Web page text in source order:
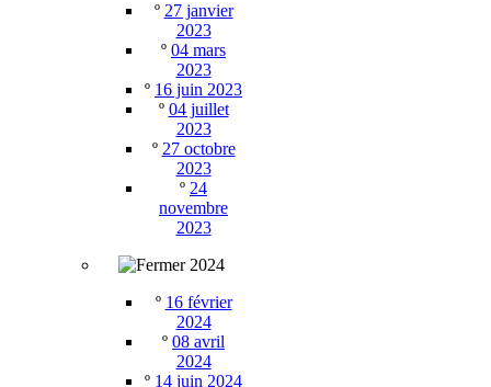
º 27 janvier
2023
º 04 mars
2023
º 16 juin 2023
º 04 juillet
2023
º 27 octobre
2023
º 24
novembre
2023
2024
º 16 février
2024
º 08 avril
2024
º 14 juin 2024